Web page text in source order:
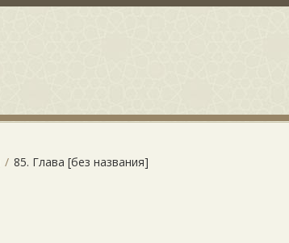
85. Глава [без названия]